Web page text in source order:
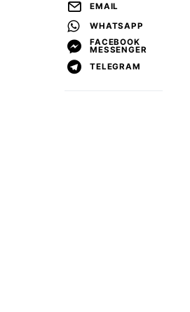
EMAIL
WHATSAPP
FACEBOOK
MESSENGER
TELEGRAM